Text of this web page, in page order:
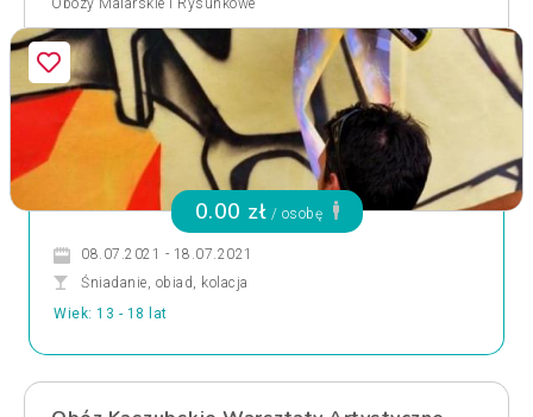
Obozy Malarskie i Rysunkowe
0.00 zł / osobę
08.07.2021 - 18.07.2021
Śniadanie, obiad, kolacja
Wiek: 13 - 18 lat